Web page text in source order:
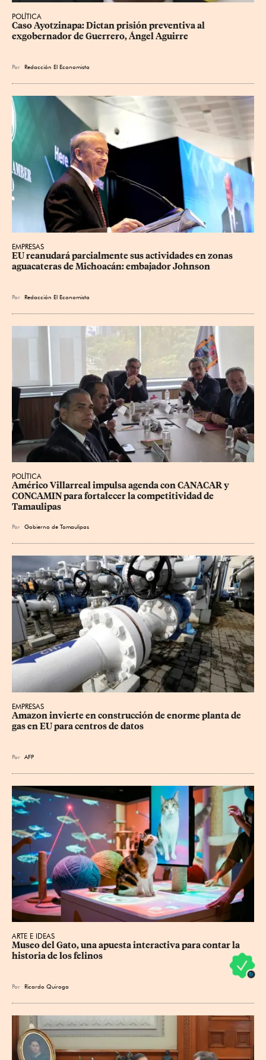
POLÍTICA
Caso Ayotzinapa: Dictan prisión preventiva al
exgobernador de Guerrero, Ángel Aguirre
Por Redacción El Economista
EMPRESAS
EU reanudará parcialmente sus actividades en zonas
aguacateras de Michoacán: embajador Johnson
Por Redacción El Economista
POLÍTICA
Américo Villarreal impulsa agenda con CANACAR y
CONCAMIN para fortalecer la competitividad de
Tamaulipas
Por Gobierno de Tamaulipas
EMPRESAS
Amazon invierte en construcción de enorme planta de
gas en EU para centros de datos
Por AFP
ARTE E IDEAS
Museo del Gato, una apuesta interactiva para contar la
historia de los felinos
Por Ricardo Quiroga